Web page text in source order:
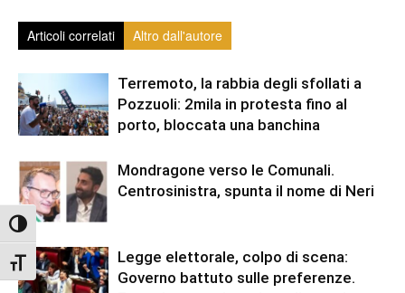
Attiva/disattiva alto contrasto
Attiva/disattiva dimensione testo
Articoli correlati Altro dall'autore
Terremoto, la rabbia degli sfollati a
Pozzuoli: 2mila in protesta fino al
porto, bloccata una banchina
Mondragone verso le Comunali.
Centrosinistra, spunta il nome di Neri
Legge elettorale, colpo di scena:
Governo battuto sulle preferenze.